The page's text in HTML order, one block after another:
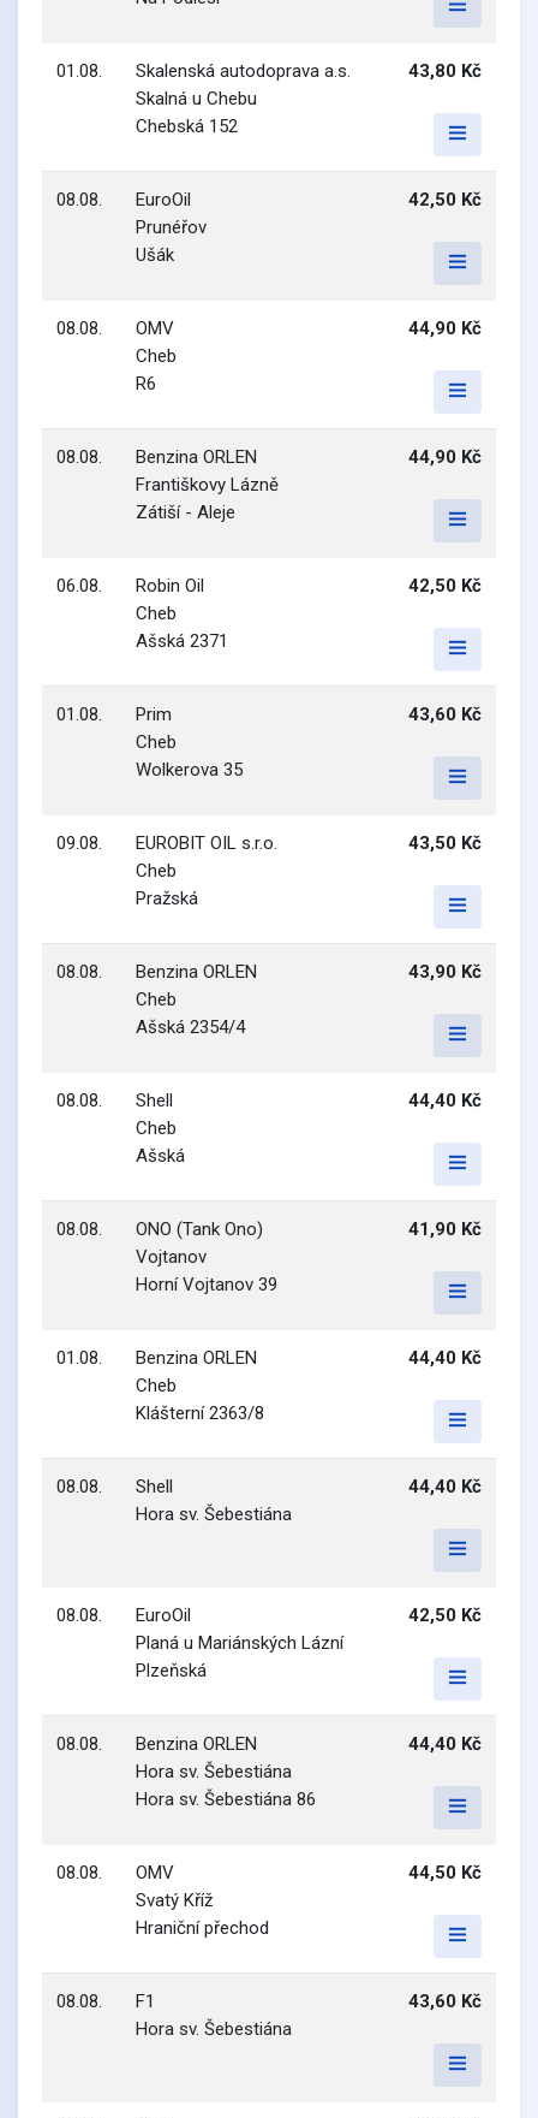
01.08.
Skalenská autodoprava a.s.
Skalná u Chebu
Chebská 152
43,80 Kč
08.08.
EuroOil
Prunéřov
Ušák
42,50 Kč
08.08.
OMV
Cheb
R6
44,90 Kč
08.08.
Benzina ORLEN
Františkovy Lázně
Zátiší - Aleje
44,90 Kč
06.08.
Robin Oil
Cheb
Ašská 2371
42,50 Kč
01.08.
Prim
Cheb
Wolkerova 35
43,60 Kč
09.08.
EUROBIT OIL s.r.o.
Cheb
Pražská
43,50 Kč
08.08.
Benzina ORLEN
Cheb
Ašská 2354/4
43,90 Kč
08.08.
Shell
Cheb
Ašská
44,40 Kč
08.08.
ONO (Tank Ono)
Vojtanov
Horní Vojtanov 39
41,90 Kč
01.08.
Benzina ORLEN
Cheb
Klášterní 2363/8
44,40 Kč
08.08.
Shell
Hora sv. Šebestiána
44,40 Kč
08.08.
EuroOil
Planá u Mariánských Lázní
Plzeňská
42,50 Kč
08.08.
Benzina ORLEN
Hora sv. Šebestiána
Hora sv. Šebestiána 86
44,40 Kč
08.08.
OMV
Svatý Kříž
Hraniční přechod
44,50 Kč
08.08.
F1
Hora sv. Šebestiána
43,60 Kč